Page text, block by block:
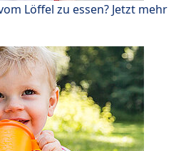
Löffel zu essen? Jetzt mehr